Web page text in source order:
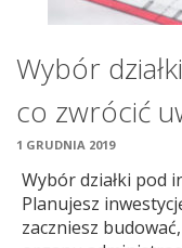
Wybór
co zwrócić
1 GRUDNIA 2019
Wybór działki pod
Planujesz
zaczniesz